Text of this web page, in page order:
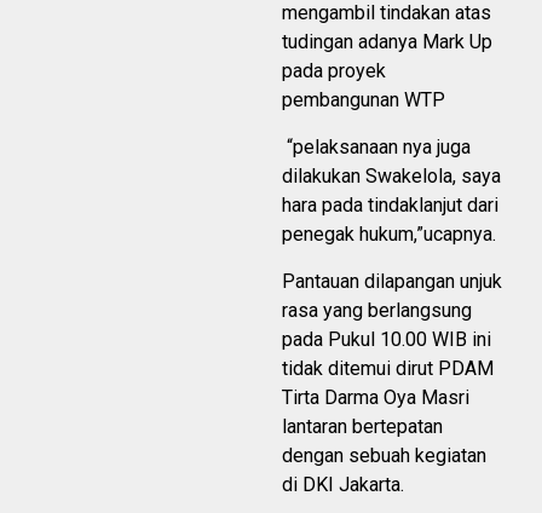
mengambil tindakan atas
tudingan adanya Mark Up
pada proyek
pembangunan WTP
“pelaksanaan nya juga
dilakukan Swakelola, saya
hara pada tindaklanjut dari
penegak hukum,”ucapnya.
Pantauan dilapangan unjuk
rasa yang berlangsung
pada Pukul 10.00 WIB ini
tidak ditemui dirut PDAM
Tirta Darma Oya Masri
lantaran bertepatan
dengan sebuah kegiatan
di DKI Jakarta.